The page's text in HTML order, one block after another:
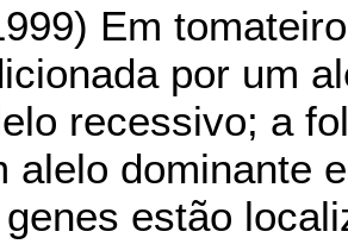
Em
por um
recessivo; a
alelo dominante
estão